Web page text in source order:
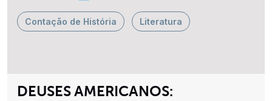
DEUSES AMERICANOS:
Contação de História Literatura